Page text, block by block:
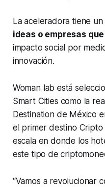
La aceleradora tiene
ideas o empresas
impacto social por
innovación.
Woman lab está
Smart Cities como la
Destinationde México
el primer destino Cripto
escala en donde los
este tipo de
“Vamos a revolucionar